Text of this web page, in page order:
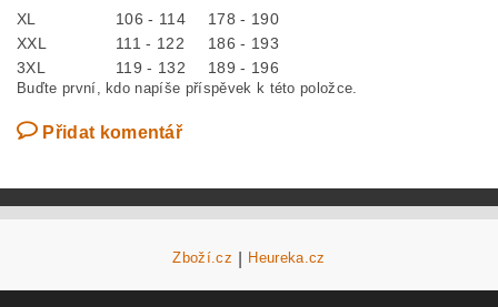
XL
106 - 114
178 - 190
XXL
111 - 122
186 - 193
3XL
119 - 132 189 - 196
Buďte první, kdo napíše příspěvek k této položce.
Přidat komentář
Zboží.cz Heureka.cz